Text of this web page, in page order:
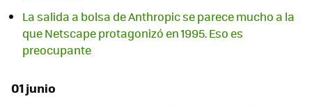
La salida a bolsa de Anthropic se parece mucho a la
que Netscape protagonizó en 1995. Eso es
preocupante
01 junio